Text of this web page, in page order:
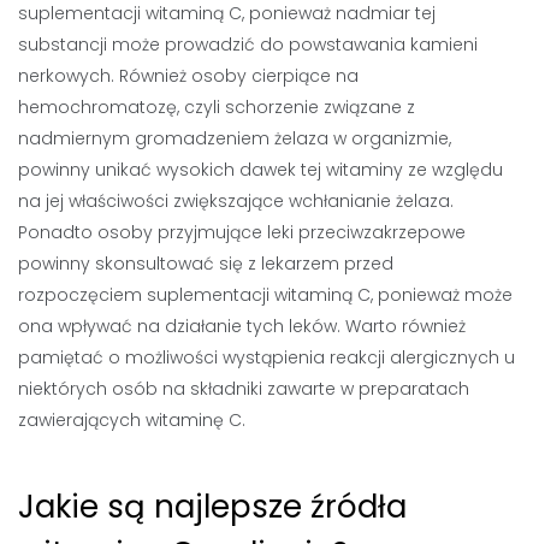
suplementacji witaminą C, ponieważ nadmiar tej
substancji może prowadzić do powstawania kamieni
nerkowych. Również osoby cierpiące na
hemochromatozę, czyli schorzenie związane z
nadmiernym gromadzeniem żelaza w organizmie,
powinny unikać wysokich dawek tej witaminy ze względu
na jej właściwości zwiększające wchłanianie żelaza.
Ponadto osoby przyjmujące leki przeciwzakrzepowe
powinny skonsultować się z lekarzem przed
rozpoczęciem suplementacji witaminą C, ponieważ może
ona wpływać na działanie tych leków. Warto również
pamiętać o możliwości wystąpienia reakcji alergicznych u
niektórych osób na składniki zawarte w preparatach
zawierających witaminę C.
Jakie są najlepsze źródła